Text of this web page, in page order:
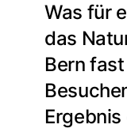
Was für
das
Bern
Ergebnis